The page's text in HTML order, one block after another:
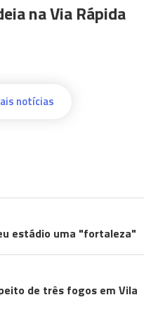
na Via Rápida
notícias
estádio uma "fortaleza"
de três fogos em Vila